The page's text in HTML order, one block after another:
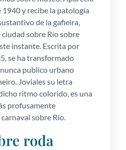
y recibe la patologí­a
de la gafieira,
sobre Río sobre
instante. Escrita por
se ha transformado
publico urbano
Joviales su letra
ritmo colorido, es una
profusamente
sobre Río.
roda